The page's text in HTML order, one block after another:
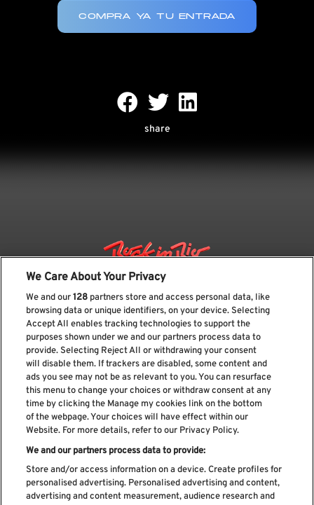
COMPRA YA TU ENTRADA
share
Suscríbase a nuestro boletín
He leído y acepto el Política de privacidad
We Care About Your Privacy
We and our128 partners store and access personal data, like
browsing data or unique identifiers, on your device. Selecting
Accept All enables tracking technologies to support the
purposes shown under we and our partners process data to
provide. Selecting Reject All or withdrawing your consent
will disable them. If trackers are disabled, some content and
ads you see may not be as relevant to you. You can resurface
this menu to change your choices or withdraw consent at any
time by clicking the Manage my cookies link on the bottom
of the webpage. Your choices will have effect within our
Website. For more details, refer to our Privacy Policy.
We and our partners process data to provide:
Store and/or access information on a device. Create profiles for
personalised advertising. Personalised advertising and content,
advertising and content measurement, audience research and